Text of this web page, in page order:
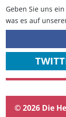
Geben Sie uns
was es auf
© 2026 Die